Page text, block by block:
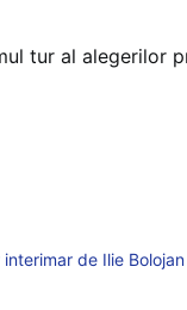
tur al alegerilor
de Ilie